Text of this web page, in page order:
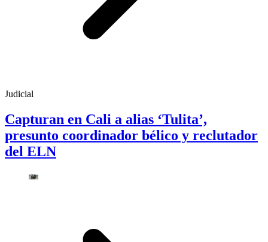
Judicial
Capturan en Cali a alias ‘Tulita’,
presunto coordinador bélico y reclutador
del ELN